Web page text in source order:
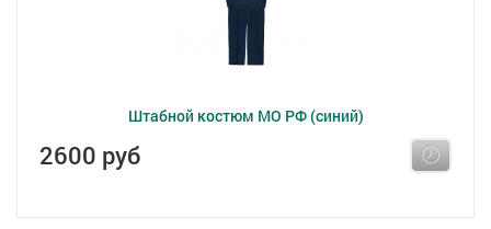
Штабной костюм МО РФ (синий)
2600 руб